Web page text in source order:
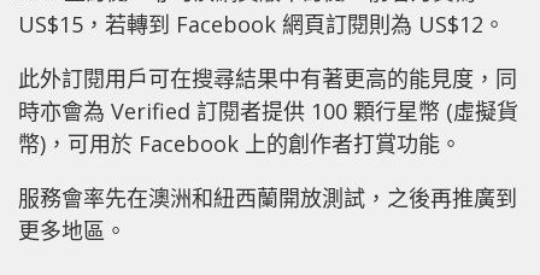
US$15，若轉到 Facebook 網頁訂閱則為 US$12。
此外訂閱用戶可在搜尋結果中有著更高的能見度，同
時亦會為 Verified 訂閱者提供 100 顆行星幣 (虛擬貨
幣)，可用於 Facebook 上的創作者打賞功能。
服務會率先在澳洲和紐西蘭開放測試，之後再推廣到
更多地區。